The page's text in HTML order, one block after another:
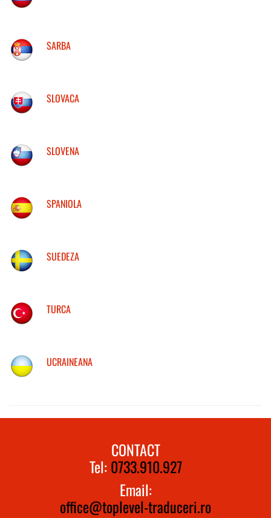
SARBA
SLOVACA
SLOVENA
SPANIOLA
SUEDEZA
TURCA
UCRAINEANA
CONTACT
Tel: 0733.910.927
Email:
office@toplevel-traduceri.ro